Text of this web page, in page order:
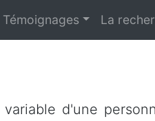
Témoignages La
d'une